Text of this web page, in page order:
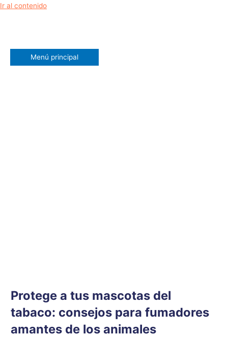
Ir al contenido
Menú principal
Protege a tus mascotas del
tabaco: consejos para fumadores
amantes de los animales